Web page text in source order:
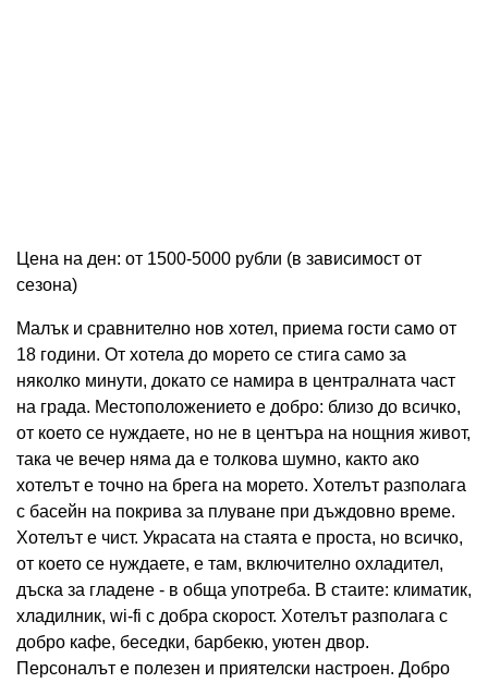
Цена на ден: от 1500-5000 рубли (в зависимост от
сезона)
Малък и сравнително нов хотел, приема гости само от
18 години. От хотела до морето се стига само за
няколко минути, докато се намира в централната част
на града. Местоположението е добро: близо до всичко,
от което се нуждаете, но не в центъра на нощния живот,
така че вечер няма да е толкова шумно, както ако
хотелът е точно на брега на морето. Хотелът разполага
с басейн на покрива за плуване при дъждовно време.
Хотелът е чист. Украсата на стаята е проста, но всичко,
от което се нуждаете, е там, включително охладител,
дъска за гладене - в обща употреба. В стаите: климатик,
хладилник, wi-fi с добра скорост. Хотелът разполага с
добро кафе, беседки, барбекю, уютен двор.
Персоналът е полезен и приятелски настроен. Добро